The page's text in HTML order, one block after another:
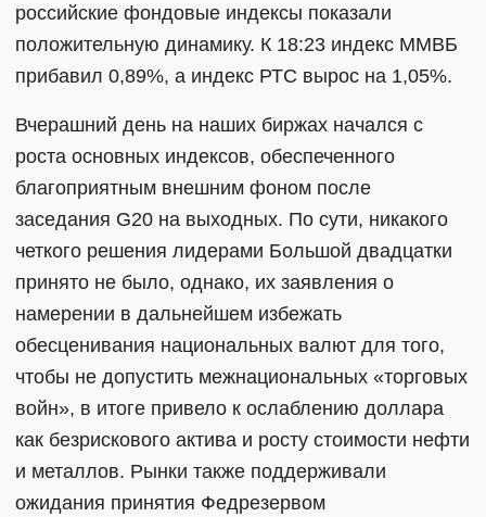
российские фондовые индексы показали
положительную динамику. К 18:23 индекс ММВБ
прибавил 0,89%, а индекс РТС вырос на 1,05%.
Вчерашний день на наших биржах начался с
роста основных индексов, обеспеченного
благоприятным внешним фоном после
заседания G20 на выходных. По сути, никакого
четкого решения лидерами Большой двадцатки
принято не было, однако, их заявления о
намерении в дальнейшем избежать
обесценивания национальных валют для того,
чтобы не допустить межнациональных «торговых
войн», в итоге привело к ослаблению доллара
как безрискового актива и росту стоимости нефти
и металлов. Рынки также поддерживали
ожидания принятия Федрезервом